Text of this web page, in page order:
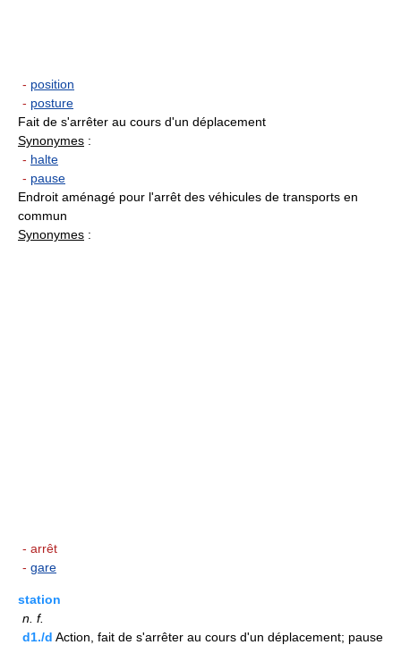
- position
- posture
Fait de s'arrêter au cours d'un déplacement
Synonymes :
- halte
- pause
Endroit aménagé pour l'arrêt des véhicules de transports en
commun
Synonymes :
- arrêt
- gare
station
n. f.
d1./d Action, fait de s'arrêter au cours d'un déplacement; pause